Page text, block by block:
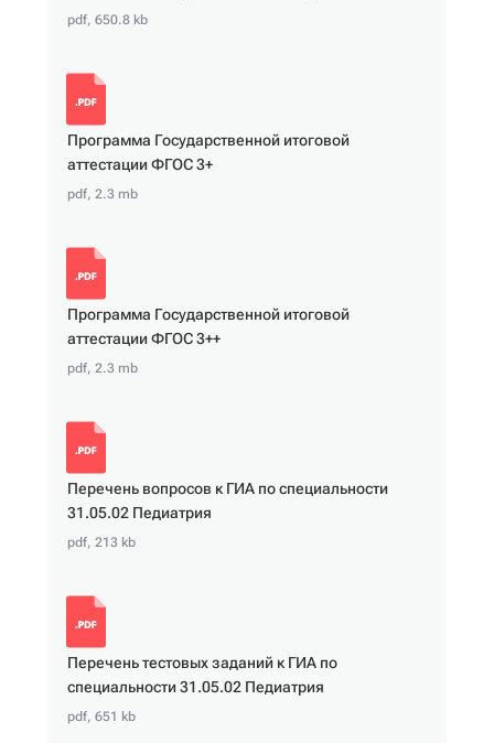
pdf, 650.8 kb
Программа Государственной итоговой
аттестации ФГОС 3+
pdf, 2.3 mb
Программа Государственной итоговой
аттестации ФГОС 3++
pdf, 2.3 mb
Перечень вопросов к ГИА по специальности
31.05.02 Педиатрия
pdf, 213 kb
Перечень тестовых заданий к ГИА по
специальности 31.05.02 Педиатрия
pdf, 651 kb